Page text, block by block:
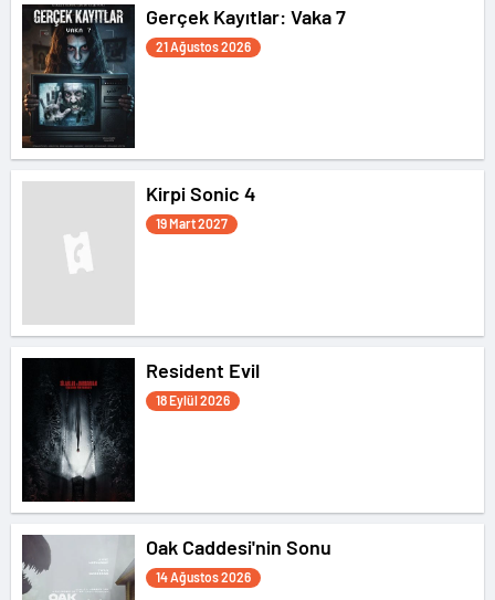
tahminini yapmakla görevlendirilir ve kendisini
tüm Müttefik liderleriyle gergin bir ikilemde
bulur.
Gerçek Kayıtlar: Vaka 7
21 Ağustos 2026
Kirpi Sonic 4
19 Mart 2027
Resident Evil
18 Eylül 2026
Oak Caddesi'nin Sonu
14 Ağustos 2026